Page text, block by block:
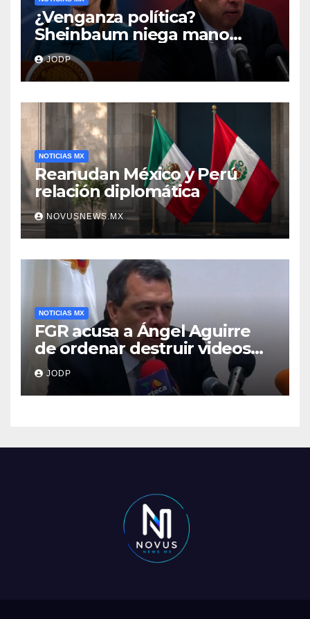
¿Venganza política?
Sheinbaum niega mano
negra en captura de Ángel
Aguirre
JODP
NOTICIAS MX
Reanudan México y Perú
relación diplomática
NOVUSNEWS.MX
NOTICIAS MX
FGR acusa a Ángel Aguirre
de ordenar destruir videos
clave del caso Ayotzinapa
JODP